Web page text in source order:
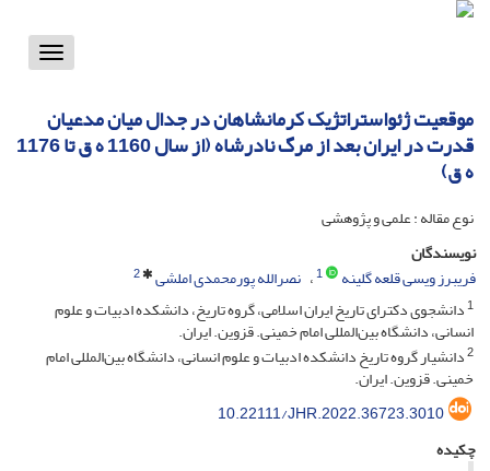
Toggle
موقعیت ژئواستراتژیک کرمانشاهان در جدال میان مدعیان
قدرت در ایران بعد از مرگ نادرشاه (از سال 1160 ه ق تا 1176
ه ق)
نوع مقاله : علمی و پژوهشی
نویسندگان
فریبرز ویسی قلعه گلینه
1 نصرالله پورمحمدی املشی
2
1دانشجوی دکترای تاریخ ایران اسلامی، گروه تاریخ، دانشکده ادبیات و علوم
انسانی، دانشگاه بین‌المللی امام خمینی. قزوین. ایران.
2دانشیار گروه تاریخ دانشکده ادبیات و علوم انسانی، دانشگاه بین‌المللی امام
خمینی. قزوین. ایران.
10.22111/JHR.2022.36723.3010
چکیده